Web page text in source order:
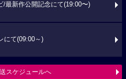
/最新作公開記念にて(19:00〜)
にて(09:00～)
スケジュールへ